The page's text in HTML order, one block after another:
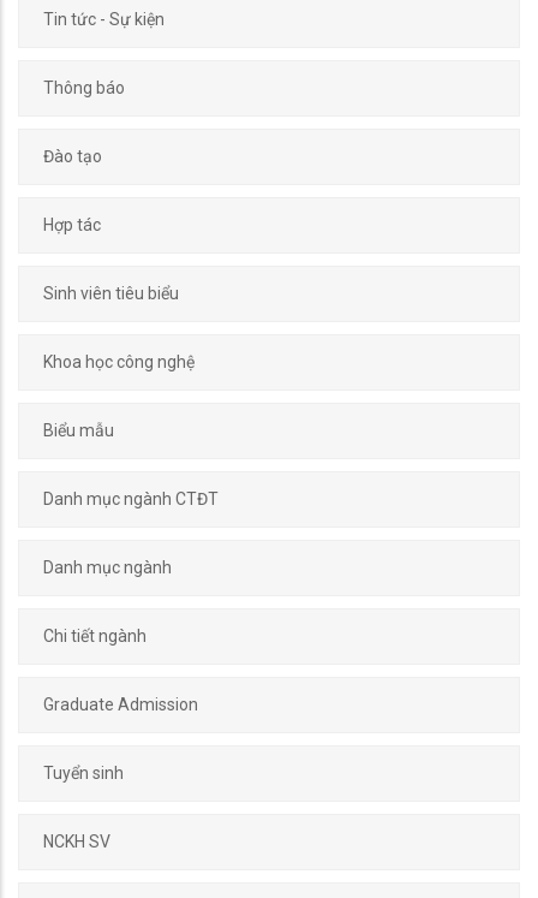
Tin tức - Sự kiện
Thông báo
Đào tạo
Hợp tác
Sinh viên tiêu biểu
Khoa học công nghệ
Biểu mẫu
Danh mục ngành CTĐT
Danh mục ngành
Chi tiết ngành
Graduate Admission
Tuyển sinh
NCKH SV